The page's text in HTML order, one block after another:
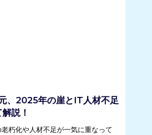
、2025年の崖とIT人材不足
説！
朽化や人材不足が一気に重なって